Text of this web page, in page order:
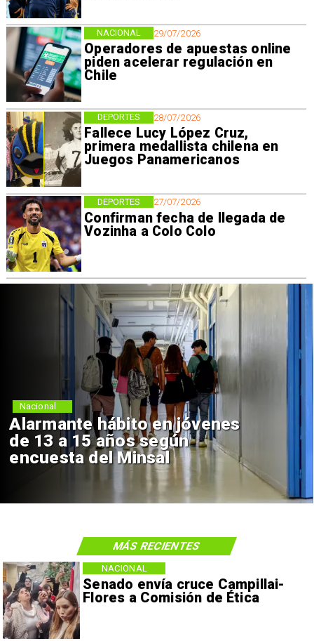
29/07/2026
Operadores de apuestas online
piden acelerar regulación en
Chile
NACIONAL
28/07/2026
Fallece Lucy López Cruz,
primera medallista chilena en
Juegos Panamericanos
DEPORTES
27/07/2026
Confirman fecha de llegada de
Vozinha a Colo Colo
DEPORTES
Alarmante hábito en jóvenes
de 13 a 15 años según
encuesta del Minsal
Nacional
Senado envía cruce Campillai-
Flores a Comisión de Ética
NACIONAL
MÁS RECIENTES